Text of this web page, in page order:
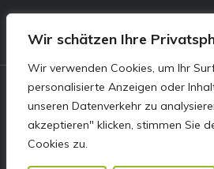
Wir schätzen Ihre
Wir verwenden Cookies, um Ihr
personalisierte Anzeigen oder
unseren Datenverkehr zu
akzeptieren" klicken, stimmen Sie
Cookies zu.
© E&S Motors GmbH,
Linzer Straße 83 4240
Freistadt